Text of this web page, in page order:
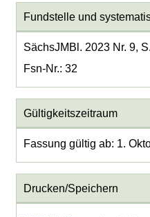
Fundstelle und
SächsJMBl. 2023 Nr. 9,
Fsn-Nr.: 32
Gültigkeitszeitraum
Fassung gültig ab: 1.
Drucken/Speichern